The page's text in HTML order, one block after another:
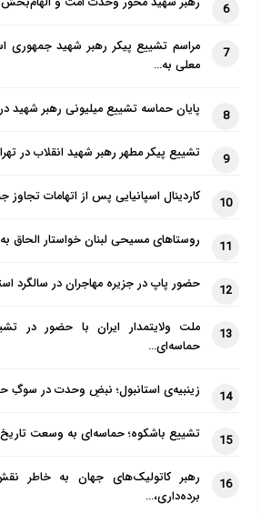
ج. عن عبید بن عمیر یقول: کان
یضربونه بأیدیهم ونعالهم، ویصکونه،
رسول الله صلى الله علیه وسلم، وأبی
عمر، ثم خشی یغتال الرجل، فجعله
رآهم لا یتناهون جعله ستین، فلما
وسلم بشارب یوم حنین، فقال رسول
وسلم للناس: (قوموا إلیه) فضربوه
ه. عن أبی سعید الخدری أن رسول
وسلم ضرب فی الخمر بنعلین أربعین،
برجل قد شرب، فقال: (اضربوه) قال أبو
بیده، والضارب بنعله، والضارب
بعض القوم: أخزاک الله، فقال رسول
6
7
مراسم تشییع پیکر رهبر شهید جمهوری
معلی به…
8 پایان حماسه تشییع میلیونی رهبر شهید
9 تشییع پیکر مطهر رهبر شهید انقلاب در
10 کاردینال اسپانیایی پس از اتهامات تجاوز
11 روستاهای مسیحی لبنان خواستار الحاق
12 حضور پاپ در جزیره مهاجران در سالگرد
13
ملت ولایتمدار ایران با حضور در
حماسه‌ای…
14 زینبیه‌ی استانبول؛ نبضِ وحدت در
15 تشییع باشکوه؛ حماسه‌ای به وسعت تاریخ
16
رهبر کاتولیک‌های جهان به خاطر
برده‌داری،…